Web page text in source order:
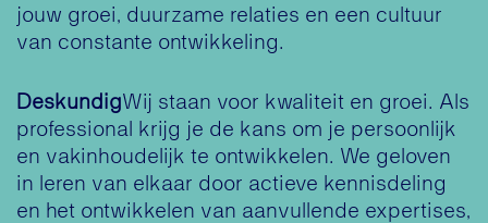
jouw groei, duurzame relaties en een cultuur
van constante ontwikkeling.
Deskundig​Wij staan voor kwaliteit en groei. Als
professional krijg je de kans om je persoonlijk
en vakinhoudelijk te ontwikkelen. We geloven
in leren van elkaar door actieve kennisdeling
en het ontwikkelen van aanvullende expertises,